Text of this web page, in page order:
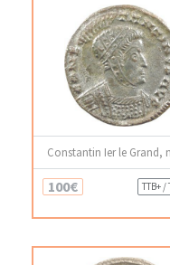
Constantin Ier le Grand,
100€ TTB+ /